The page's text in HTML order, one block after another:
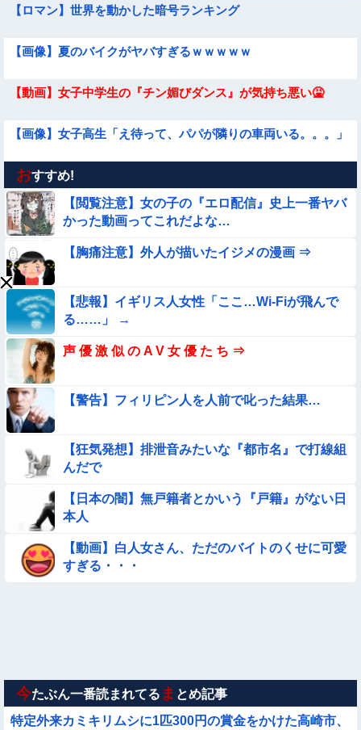
【ロマン】世界を動かした暗号ランキング
【画像】夏のバイクがヤバすぎるｗｗｗｗｗ
【動画】女子中学生の『チン媚びダンス』が気持ち悪い🤮
【画像】女子高生「え待って、パパが隣りの車両いる。。。」
【画像】この美人ママ、脱いだら凄い・・・
【動画】小池栄子似のGカップ女子高生「知らないオジさんに
襲われてオッパイ揉まれた」
【衝撃】ガチで『意識高い無能』が好きなワードと言えば？
【画像】お前らこの超美人が整形か否か判定たのむ！！
【動画】こういう貧乳の陰女と付き合えますかｗｗｗｗｗｗｗ
【動画像】飛行機に『水銀』を持ち込めない理由がこれ【→】
【画像】プールで水着が脱げちゃった女の子の反応ｗｗｗｗｗ
ｗｗｗ
【動画】美少女4人組の20年後の姿がヤバいwwwwww
【画像】昔の日本人の水着、ゑっちｗｗｗｗｗｗｗ
【動画】デブの喧嘩 ガチでヤバい……
おすすめ!
【閲覧注意】女の子の『エロ配信』史上一番ヤバ
かった動画ってこれだよな…
【胸痛注意】外人が描いたイジメの漫画 ⇒
【悲報】イギリス人女性「ここ…Wi-Fiが飛んで
る……」 →
声 優 激 似 の A V 女 優 た ち ⇒
【警告】フィリピン人を人前で叱った結果…
【狂気発想】排泄音みたいな『都市名』で打線組
んだで
【日本の闇】無戸籍者とかいう『戸籍』がない日
本人
【動画】白人女さん、ただのバイトのくせに可愛
すぎる・・・
今たぶん一番読まれてる ま とめ記事
特定外来カミキリムシに1匹300円の賞金をかけた高崎市、
Sponsored Link